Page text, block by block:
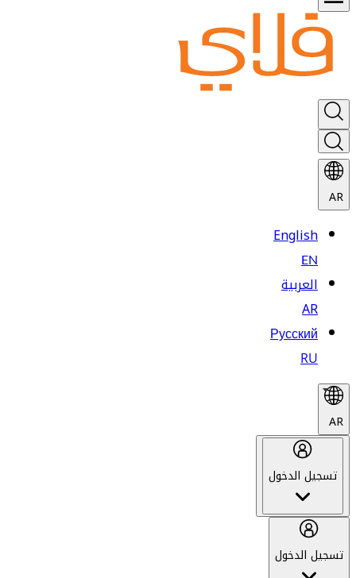
AR
English
EN
العربية
AR
Русский
RU
AR
تسجيل الدخول
تسجيل الدخول